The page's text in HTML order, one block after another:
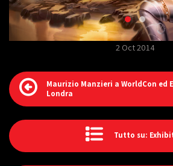
2 Oct 2014
Maurizio Manzieri a WorldCon ed
Londra
Tutto su: